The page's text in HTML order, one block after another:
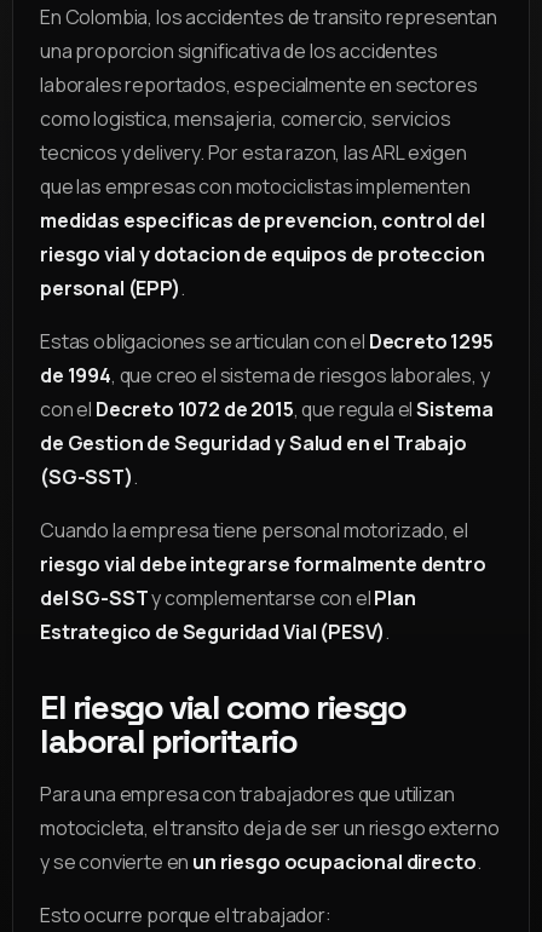
En Colombia, los accidentes de transito representan
una proporcion significativa de los accidentes
laborales reportados, especialmente en sectores
como logistica, mensajeria, comercio, servicios
tecnicos y delivery. Por esta razon, las ARL exigen
que las empresas con motociclistas implementen
medidas especificas de prevencion, control del
riesgo vial y dotacion de equipos de proteccion
personal (EPP).
Estas obligaciones se articulan con el Decreto 1295
de 1994, que creo el sistema de riesgos laborales, y
con el Decreto 1072 de 2015, que regula elSistema
de Gestion de Seguridad y Salud en el Trabajo
(SG-SST).
Cuando la empresa tiene personal motorizado, el
riesgo vial debe integrarse formalmente dentro
del SG-SSTy complementarse con elPlan
Estrategico de Seguridad Vial (PESV).
El riesgo vial como riesgo
laboral prioritario
Para una empresa con trabajadores que utilizan
motocicleta, el transito deja de ser un riesgo externo
y se convierte en un riesgo ocupacional directo.
Esto ocurre porque el trabajador: